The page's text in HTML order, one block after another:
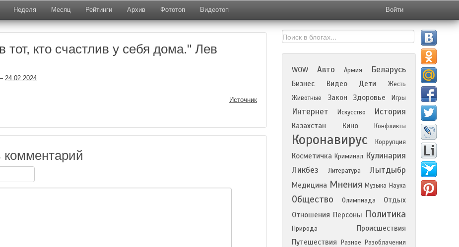
Неделя Месяц Рейтинги Архив Фототоп Видеотоп Войти
тот, кто счастлив у себя дома." Лев
24.02.2024
Источник
комментарий
WOW Авто Армия Беларусь
Бизнес Видео Дети
Жесть
Животные
Закон Здоровье Игры
Интернет Искусство История
Казахстан Кино Конфликты
Коронавирус Коррупция
Косметичка Криминал Кулинария
Ликбез
Литература Лытдыбр
Медицина Мнения Музыка Наука
Общество Олимпиада
Отдых
Отношения Персоны Политика
Природа
Происшествия
Путешествия
Разное Разоблачения